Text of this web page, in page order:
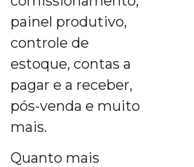
painel produtivo,
controle de
estoque, contas a
pagar e a receber,
pós-venda e muito
mais.
Quanto mais